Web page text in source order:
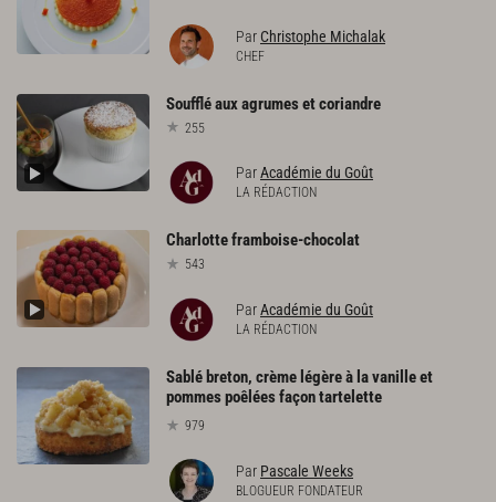
Par Christophe Michalak
CHEF
Souffléauxagrumesetcoriandre
255
ParAcadémie du Goût
LA RÉDACTION
Charlotteframboise-chocolat
543
ParAcadémie du Goût
LA RÉDACTION
Sablé breton, crème légère à la vanille et
pommes poêlées façon tartelette
979
Par Pascale Weeks
BLOGUEUR FONDATEUR